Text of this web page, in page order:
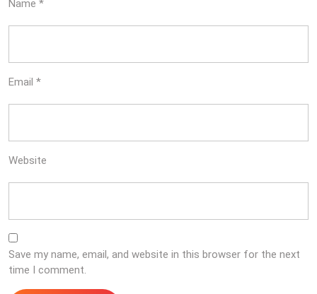
Name *
Email *
Website
Save my name, email, and website in this browser for the next
time I comment.